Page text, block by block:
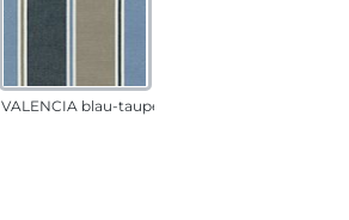
VALENCIA blau-taupe